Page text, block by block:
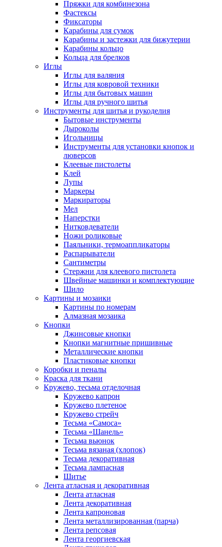
Пряжки для комбинезона
Фастексы
Фиксаторы
Карабины для сумок
Карабины и застежки для бижутерии
Карабины кольцо
Кольца для брелков
Иглы
Иглы для валяния
Иглы для ковровой техники
Иглы для бытовых машин
Иглы для ручного шитья
Инструменты для шитья и рукоделия
Бытовые инструменты
Дыроколы
Игольницы
Инструменты для установки кнопок и
люверсов
Клеевые пистолеты
Клей
Лупы
Маркеры
Маркираторы
Мел
Наперстки
Нитковдеватели
Ножи роликовые
Паяльники, термоаппликаторы
Распарыватели
Сантиметры
Стержни для клеевого пистолета
Швейные машинки и комплектующие
Шило
Картины и мозаики
Картины по номерам
Алмазная мозаика
Кнопки
Джинсовые кнопки
Кнопки магнитные пришивные
Металлические кнопки
Пластиковые кнопки
Коробки и пеналы
Краска для ткани
Кружево, тесьма отделочная
Кружево капрон
Кружево плетеное
Кружево стрейч
Тесьма «Самоса»
Тесьма «Шанель»
Тесьма вьюнок
Тесьма вязаная (хлопок)
Тесьма декоративная
Тесьма лампасная
Шитье
Лента атласная и декоративная
Лента атласная
Лента декоративная
Лента капроновая
Лента металлизированная (парча)
Лента репсовая
Лента георгиевская